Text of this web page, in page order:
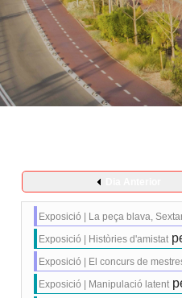
Exposició | La peça blava,
Exposició | Històries d'amistat
Exposició | El concurs de
Exposició | Manipulació latent